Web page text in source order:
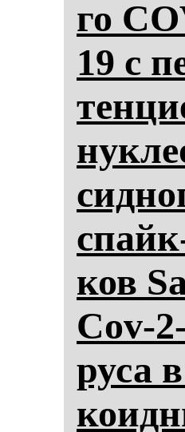
го
19 с
ков
Cov-
ру­са